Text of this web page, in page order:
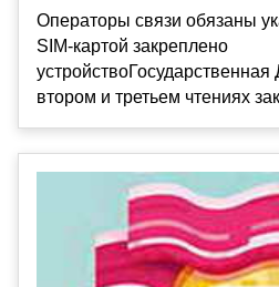
Операторы связи обязаны
SIM-картой закреплено
втором и третьем чтениях